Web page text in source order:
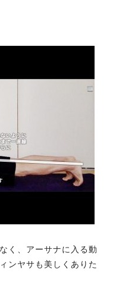
く、アーサナに入る動
ンヤサも美しくありた